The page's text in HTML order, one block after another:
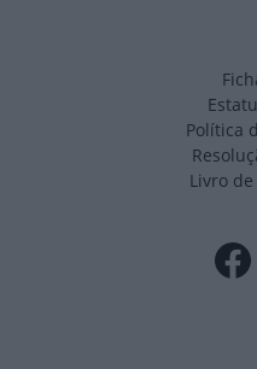
Política
Livro